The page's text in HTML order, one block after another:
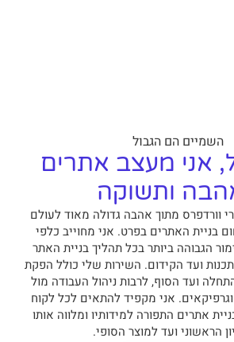
השמיים הם הגבול
אני מעצב אתרים
ותשוקה
וורדפרס מתוך אהבה גדולה מאוד לעולם
בניית האתרים בפרט. אני מחוייב כלפי
הגבוהה ביותר בכל תהליך בניית האתר
ועד הקידום. השירות שלי כולל הפקת
ועד הסוף, לרבות ניהול העבודה מול
וגרפיקאים. אני מקפיד להתאים לכל לקוח
אתרים התפורה למידותיו ומלווה אותו
הראשוני ועד למוצר הסופי.